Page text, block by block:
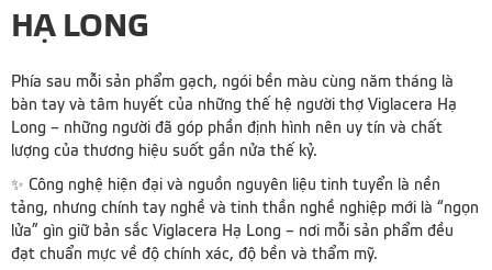
HẠ LONG
Phía sau mỗi sản phẩm gạch, ngói bền màu cùng năm tháng là
bàn tay và tâm huyết của những thế hệ người thợ Viglacera Hạ
Long – những người đã góp phần định hình nên uy tín và chất
lượng của thương hiệu suốt gần nửa thế kỷ.
✨ Công nghệ hiện đại và nguồn nguyên liệu tinh tuyển là nền
tảng, nhưng chính tay nghề và tinh thần nghề nghiệp mới là “ngọn
lửa” gìn giữ bản sắc Viglacera Hạ Long – nơi mỗi sản phẩm đều
đạt chuẩn mực về độ chính xác, độ bền và thẩm mỹ.